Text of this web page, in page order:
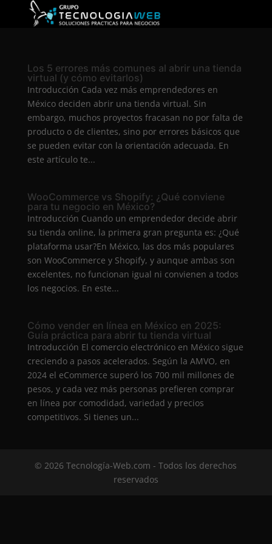
Los 5 errores más comunes al abrir una tienda
virtual (y cómo evitarlos)
Introducción Cada vez más emprendedores en
México deciden abrir una tienda virtual. Sin
embargo, muchos proyectos fracasan no por falta de
producto o de clientes, sino por errores básicos que
se pueden evitar con la orientación adecuada. En
este artículo te...
WooCommerce vs Shopify: ¿Qué conviene
para tu negocio en México?
Introducción Cuando un emprendedor decide abrir
su tienda online, la primera gran pregunta es: ¿Qué
plataforma usar?En México, las dos más populares
son WooCommerce y Shopify, y aunque ambas son
excelentes, no funcionan igual ni convienen a todos
los negocios. En este...
Cómo vender en línea en México en 2025:
Guía práctica para abrir tu tienda virtual
Introducción El comercio electrónico en México sigue
creciendo a pasos acelerados. Según la AMVO, en
2024 el eCommerce superó los 700 mil millones de
pesos, y cada vez más personas prefieren comprar
en línea por comodidad, variedad y precios
competitivos. Si tienes un...
© 2026 Tecnología-Web.com - Todos los derechos
reservados